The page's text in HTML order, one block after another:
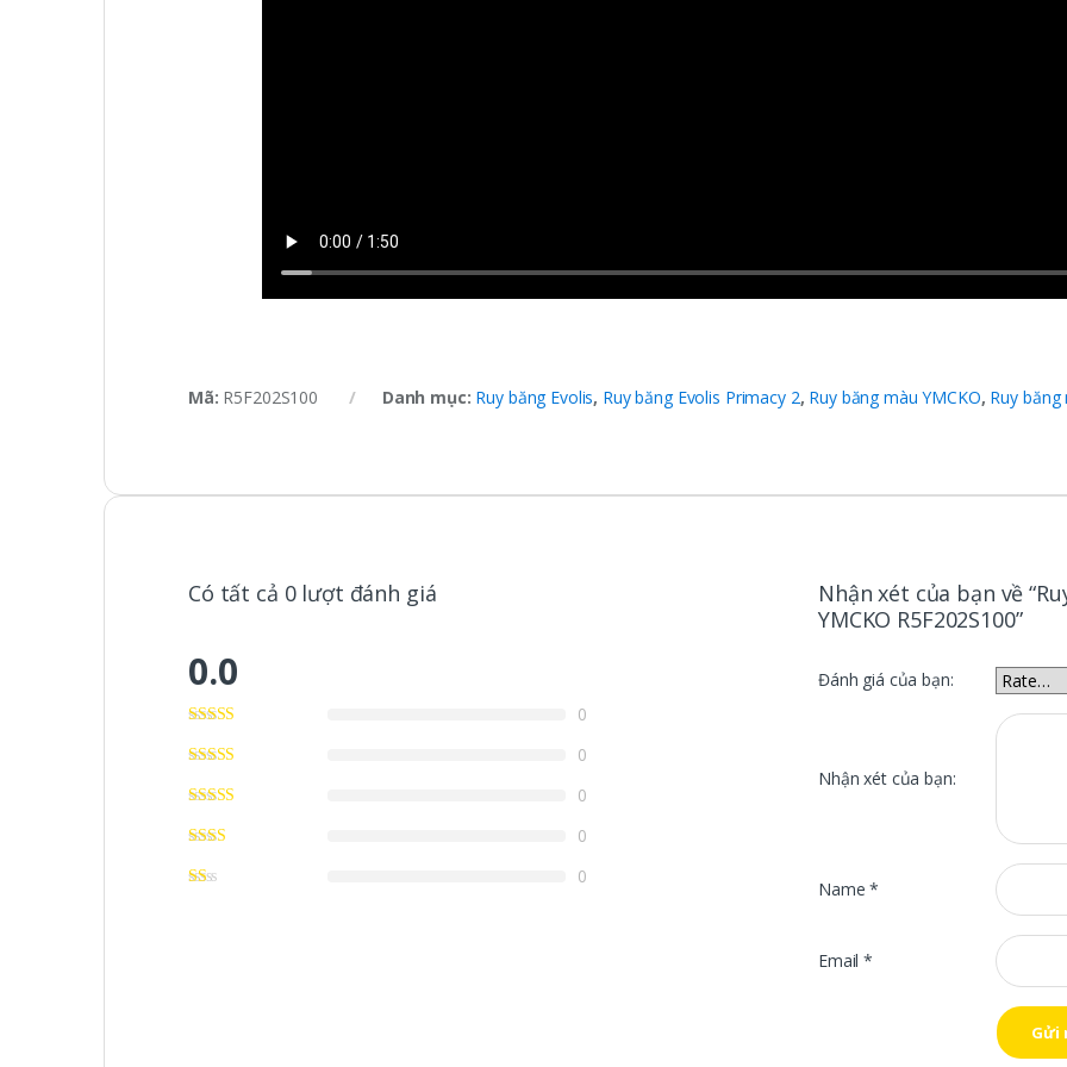
Mã: R5F202S100 Danh mục: Ruy băng Evolis, Ruy băng Evolis Primacy 2, Ruy băng màu YMCKO, Ruy
Có tất cả 0 lượt đánh giá
0.0
0
0
0
0
0
Nhận xét của bạn về
YMCKO R5F202S100”
Đánh giá của bạn:
Nhận xét của bạn:
Name*
Email*